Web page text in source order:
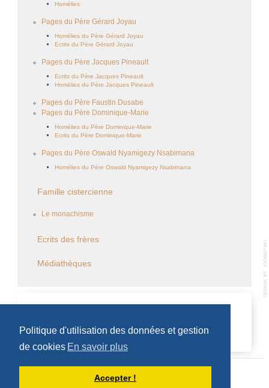
Politique d'utilisation des données et gestion
de cookies En savoir plus
Accepter !
Homélies
Pages du Père Gérard Joyau
Homélies du Père Gérard Joyau
Ecrits du Père Gérard Joyau
Pages du Père Jacques Pineault
Ecrits du Père Jacques Pineault
Homélies du Père Jacques Pineault
Pages du Père Faustin Dusabe
Pages du Père Dominique-Marie
Homélies du Père Dominique-Marie
Ecrits du Père Dominique-Marie
Pages du Père Oswald Nyamigezy Nsabimana
Homélies du Père Oswald Nyamigezy Nsabimana
Famille cistercienne
Le monachisme
Ecrits des frères
Médiathèques
Aucun évènement